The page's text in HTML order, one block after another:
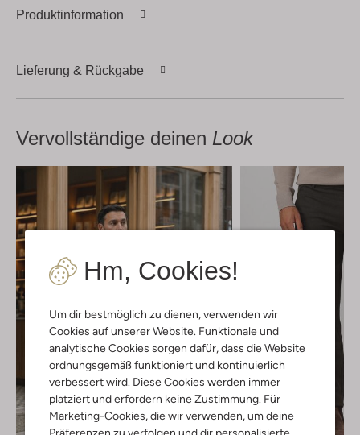
Hm, Cookies!
Um dir bestmöglich zu dienen, verwenden wir
Cookies auf unserer Website. Funktionale und
analytische Cookies sorgen dafür, dass die Website
ordnungsgemäß funktioniert und kontinuierlich
verbessert wird. Diese Cookies werden immer
platziert und erfordern keine Zustimmung. Für
Marketing-Cookies, die wir verwenden, um deine
Produktinformation
Lieferung & Rückgabe
Vervollständige deinen Look